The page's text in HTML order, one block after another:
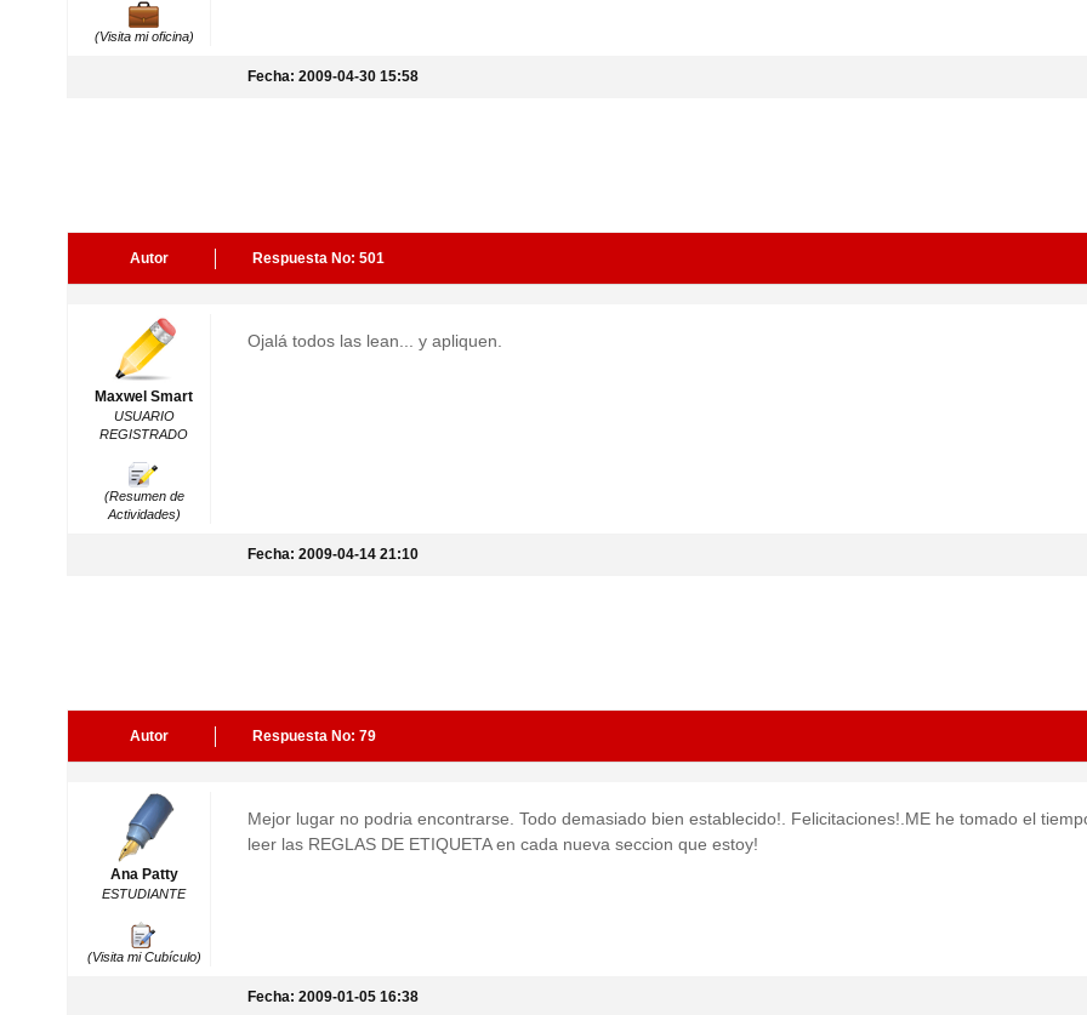
(Visita mi oficina)
Fecha: 2009-04-30 15:58
Autor Respuesta No: 501
Maxwel Smart
USUARIO
REGISTRADO
(Resumen de
Actividades)
Ojalá todos las lean... y apliquen.
Fecha: 2009-04-14 21:10
Autor Respuesta No: 79
Ana Patty
ESTUDIANTE
(Visita mi Cubículo)
Mejor lugar no podria encontrarse. Todo demasiado bien establecido!. Felicitaciones!.ME he tomado el
leer las REGLAS DE ETIQUETA en cada nueva seccion que estoy!
Fecha: 2009-01-05 16:38